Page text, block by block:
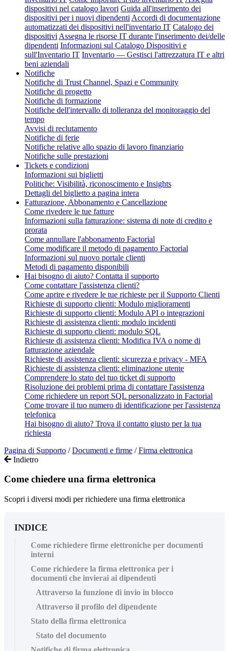
dispositivi nel catalogo lavori Guida all'inserimento dei
dispositivi per i nuovi dipendenti Accordi di documentazione
automatizzati dei dispositivi nell'inventario IT Catalogo dei
dispositivi Assegna le risorse IT durante l'inserimento dei/delle
dipendenti Informazioni sul Catalogo Dispositivi e
sull'Inventario IT Inventario — Gestisci l'attrezzatura IT e altri
beni aziendali
Notifiche
Notifiche di Trust Channel, Spazi e Community
Notifiche di progetto
Notifiche di formazione
Notifiche dell'intervallo di tolleranza del monitoraggio del
tempo
Avvisi di reclutamento
Notifiche di ferie
Notifiche relative allo spazio di lavoro finanziario
Notifiche sulle prestazioni
Tickets e condizioni
Informazioni sui biglietti
Politiche: Visibilità, riconoscimento e Insights
Dettagli del biglietto a pagina intera
Fatturazione, Abbonamento e Cancellazione
Come rivedere le tue fatture
Informazioni sulla fatturazione: sistema di note di credito e
prorata
Come annullare l'abbonamento Factorial
Come modificare il metodo di pagamento Factorial
Informazioni sul nuovo portale clienti
Metodi di pagamento disponibili
Hai bisogno di aiuto? Contatta il supporto
Come contattare l'assistenza clienti?
Come aprire e rivedere le tue richieste per il Supporto Clienti
Richieste di supporto clienti: Modulo miglioramenti
Richieste di supporto clienti: Modulo API o integrazioni
Richieste di assistenza clienti: modulo incidenti
Richieste di supporto clienti: modulo SQL
Richieste di assistenza clienti: Modifica IVA o nome di
fatturazione aziendale
Richieste di assistenza clienti: sicurezza e privacy - MFA
Richieste di assistenza clienti: eliminazione utente
Comprendere lo stato del tuo ticket di supporto
Risoluzione dei problemi prima di contattare l'assistenza
Come richiedere un report SQL personalizzato in Factorial
Come trovare il tuo numero di identificazione per l'assistenza
telefonica
Hai bisogno di aiuto? Trova il contatto giusto per la tua
richiesta
Pagina di Supporto / Documenti e firme / Firma elettronica
Indietro
Come chiedere una firma elettronica
Scopri i diversi modi per richiedere una firma elettronica
INDICE
Come richiedere firme elettroniche per documenti
interni
Come richiedere la firma elettronica per i
documenti che invierai ai dipendenti
Attraverso la funzione di invio in blocco
Attraverso il profilo del dipendente
Stato della firma elettronica
Stato del documento